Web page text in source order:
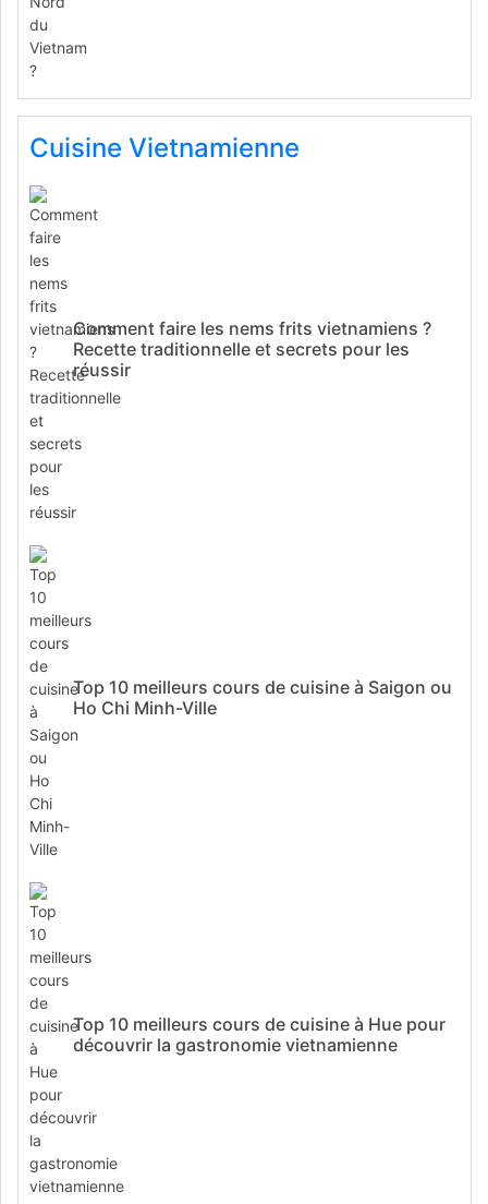
Cuisine Vietnamienne
Comment faire les nems frits vietnamiens ?
Recette traditionnelle et secrets pour les
réussir
Top 10 meilleurs cours de cuisine à Saigon ou
Ho Chi Minh-Ville
Top 10 meilleurs cours de cuisine à Hue pour
découvrir la gastronomie vietnamienne